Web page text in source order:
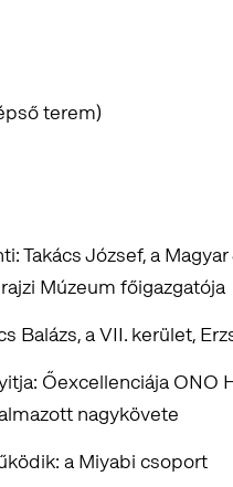
terem)
Takács József, a
Múzeum főigazgatója
Balázs, a VII. kerület,
Őexcellenciája ONO
nagykövete
a Miyabi csoport